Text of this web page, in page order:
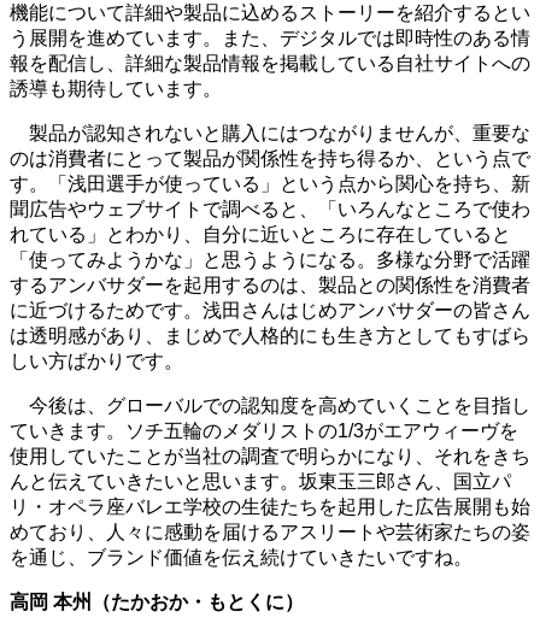
機能について詳細や製品に込めるストーリーを紹介するとい
う展開を進めています。また、デジタルでは即時性のある情
報を配信し、詳細な製品情報を掲載している自社サイトへの
誘導も期待しています。
製品が認知されないと購入にはつながりませんが、重要な
のは消費者にとって製品が関係性を持ち得るか、という点で
す。「浅田選手が使っている」という点から関心を持ち、新
聞広告やウェブサイトで調べると、「いろんなところで使わ
れている」とわかり、自分に近いところに存在していると
「使ってみようかな」と思うようになる。多様な分野で活躍
するアンバサダーを起用するのは、製品との関係性を消費者
に近づけるためです。浅田さんはじめアンバサダーの皆さん
は透明感があり、まじめで人格的にも生き方としてもすばら
しい方ばかりです。
今後は、グローバルでの認知度を高めていくことを目指し
ていきます。ソチ五輪のメダリストの1/3がエアウィーヴを
使用していたことが当社の調査で明らかになり、それをきち
んと伝えていきたいと思います。坂東玉三郎さん、国立パ
リ・オペラ座バレエ学校の生徒たちを起用した広告展開も始
めており、人々に感動を届けるアスリートや芸術家たちの姿
を通じ、ブランド価値を伝え続けていきたいですね。
高岡 本州（たかおか・もとくに）